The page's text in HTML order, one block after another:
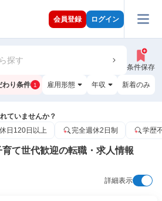
会員登録 ログイン
探す
条件保存
わり条件 1 雇用形態 年収 新着のみ
ていませんか？
日120日以上 完全週休2日制 学歴
て世代歓迎の転職・求人情報
詳細表示